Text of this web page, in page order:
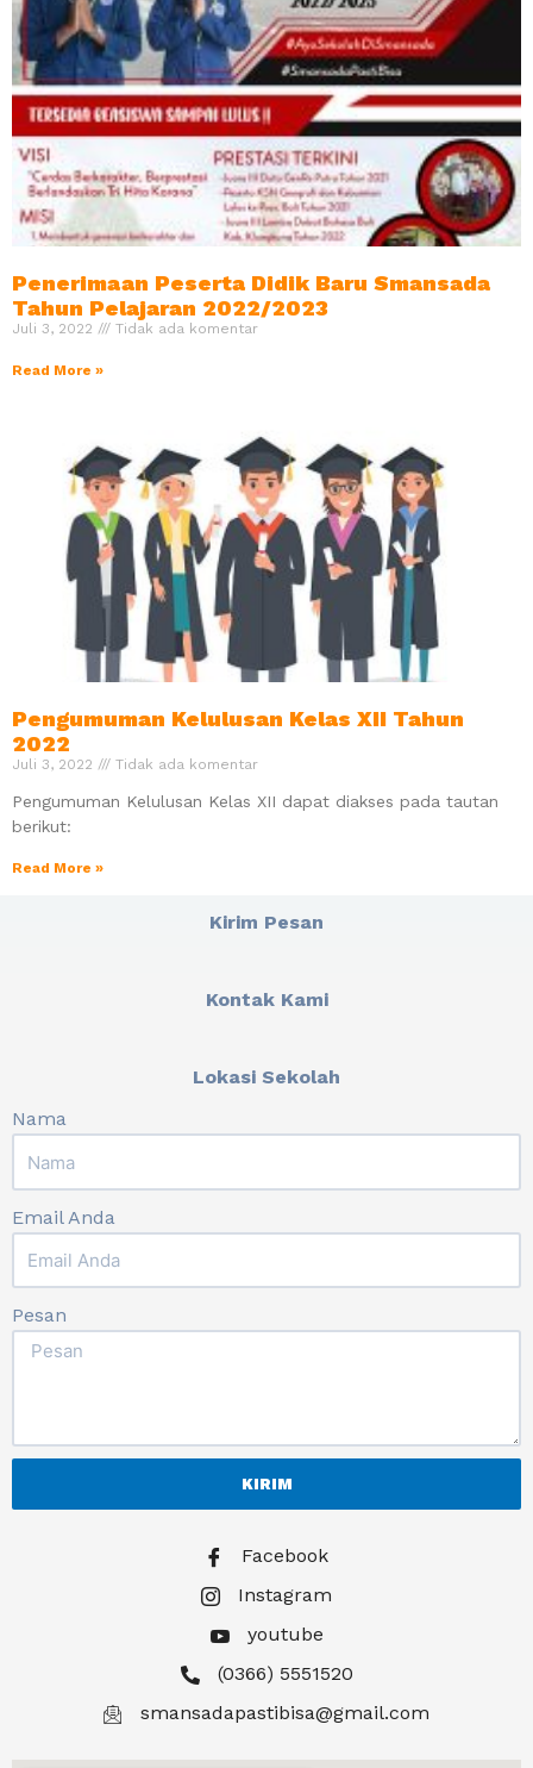
Penerimaan Peserta Didik Baru Smansada
Tahun Pelajaran 2022/2023
Juli 3, 2022 Tidak ada komentar
Read More »
Pengumuman Kelulusan Kelas XII Tahun
2022
Juli 3, 2022 Tidak ada komentar
Pengumuman Kelulusan Kelas XII dapat diakses pada tautan
berikut:
Read More »
Kirim Pesan
Kontak Kami
Lokasi Sekolah
Nama
Email Anda
Pesan
KIRIM
Facebook
Instagram
youtube
(0366) 5551520
smansadapastibisa@gmail.com